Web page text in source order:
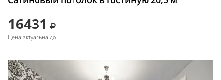
16431
Цена актуальна до